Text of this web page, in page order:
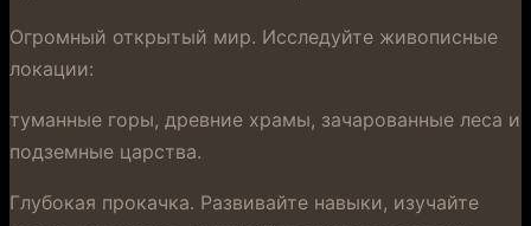
Огромный открытый мир. Исследуйте живописные
локации:
туманные горы, древние храмы, зачарованные леса и
подземные царства.
Глубокая прокачка. Развивайте навыки, изучайте